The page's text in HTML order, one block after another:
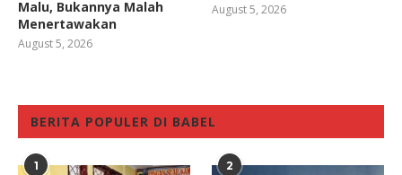
Malu, Bukannya Malah
Menertawakan
August 5, 2026
August 5, 2026
BERITA POPULER DI BABEL
1 2